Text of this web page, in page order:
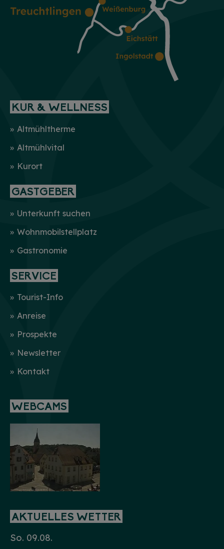
KUR & WELLNESS
Altmühltherme
Altmühlvital
Kurort
GASTGEBER
Unterkunft suchen
Wohnmobilstellplatz
Gastronomie
SERVICE
Tourist-Info
Anreise
Prospekte
Newsletter
Kontakt
WEBCAMS
AKTUELLES WETTER
So. 09.08.